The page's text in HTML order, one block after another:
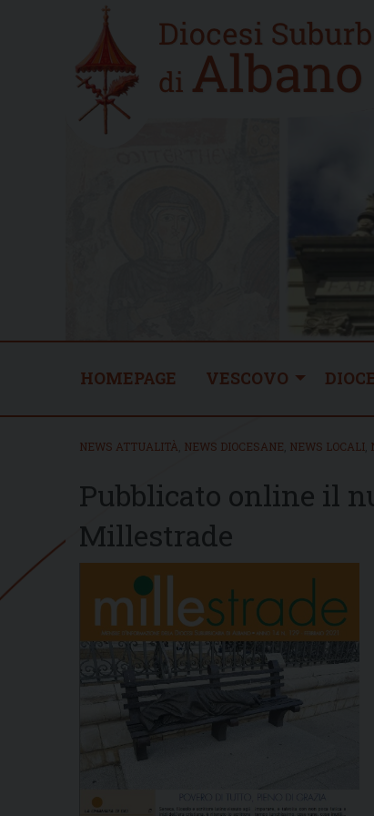
Home
new
HOMEPAGE VESCOVO
NEWS ATTUALITÀ NEWS DIOCESANE NEWS LOCALI
Pubblicato online il
Millestrade